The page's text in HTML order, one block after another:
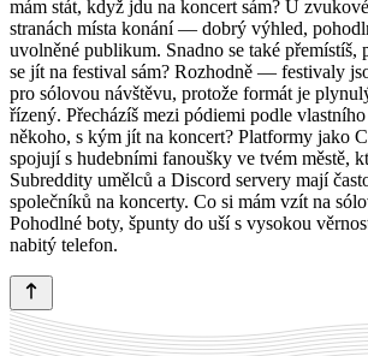
mám stát, když jdu na koncert sám? U
stranách místa konání — dobrý výhled,
uvolněné publikum. Snadno se také přemístíš,
se jít na festival sám? Rozhodně — festivaly
pro sólovou návštěvu, protože formát je
řízený. Přecházíš mezi pódiemi podle
někoho, s kým jít na koncert? Platformy jako
spojují s hudebními fanoušky ve tvém městě,
Subreddity umělců a Discord servery mají
společníků na koncerty. Co si mám vzít na
Pohodlné boty, špunty do uší s vysokou
nabitý telefon.